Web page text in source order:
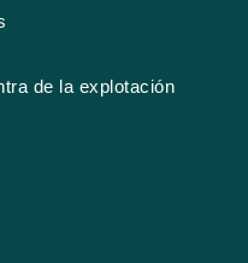
de la explotación